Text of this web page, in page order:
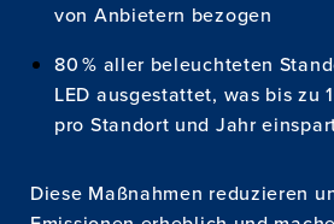
von Anbietern bezogen
80 % aller beleuchteten
LED ausgestattet, was bis zu
pro Standort und Jahr
Diese Maßnahmen reduzieren